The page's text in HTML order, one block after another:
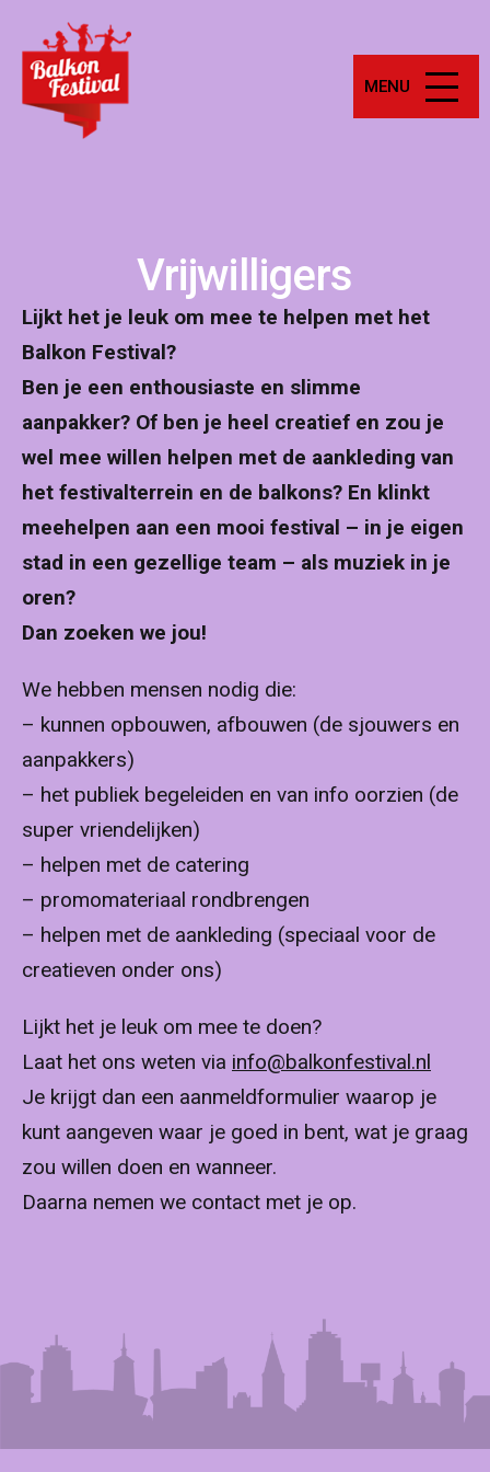
naar
inhoud
Balkonfestival
MENU
Vrijwilligers
Lijkt het je leuk om mee te helpen met het
Balkon Festival?
Ben je een enthousiaste en slimme
aanpakker? Of ben je heel creatief en zou je
wel mee willen helpen met de aankleding van
het festivalterrein en de balkons? En klinkt
meehelpen aan een mooi festival – in je eigen
stad in een gezellige team – als muziek in je
oren?
Dan zoeken we jou!
We hebben mensen nodig die:
– kunnen opbouwen, afbouwen (de sjouwers en
aanpakkers)
– het publiek begeleiden en van info oorzien (de
super vriendelijken)
– helpen met de catering
– promomateriaal rondbrengen
– helpen met de aankleding (speciaal voor de
creatieven onder ons)
Lijkt het je leuk om mee te doen?
Laat het ons weten via info@balkonfestival.nl
Je krijgt dan een aanmeldformulier waarop je
kunt aangeven waar je goed in bent, wat je graag
zou willen doen en wanneer.
Daarna nemen we contact met je op.